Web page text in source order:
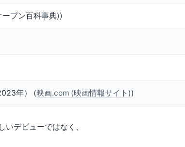
プン百科事典))
年） (映画.com (映画情報サイト))
デビューではなく、